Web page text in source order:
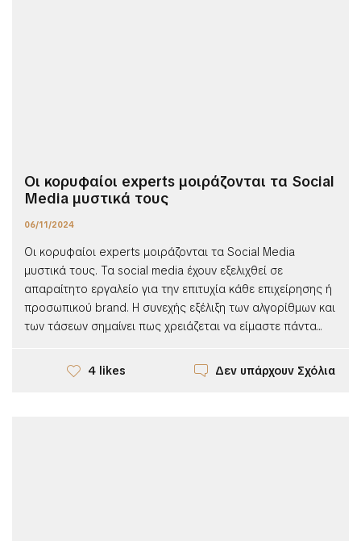
Οι κορυφαίοι experts μοιράζονται τα Social
Media μυστικά τους
06/11/2024
Οι κορυφαίοι experts μοιράζονται τα Social Media
μυστικά τους. Τα social media έχουν εξελιχθεί σε
απαραίτητο εργαλείο για την επιτυχία κάθε επιχείρησης ή
προσωπικού brand. Η συνεχής εξέλιξη των αλγορίθμων και
των τάσεων σημαίνει πως χρειάζεται να είμαστε πάντα...
4 likes Δεν υπάρχουν Σχόλια